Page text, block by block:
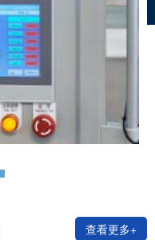
查看更多+